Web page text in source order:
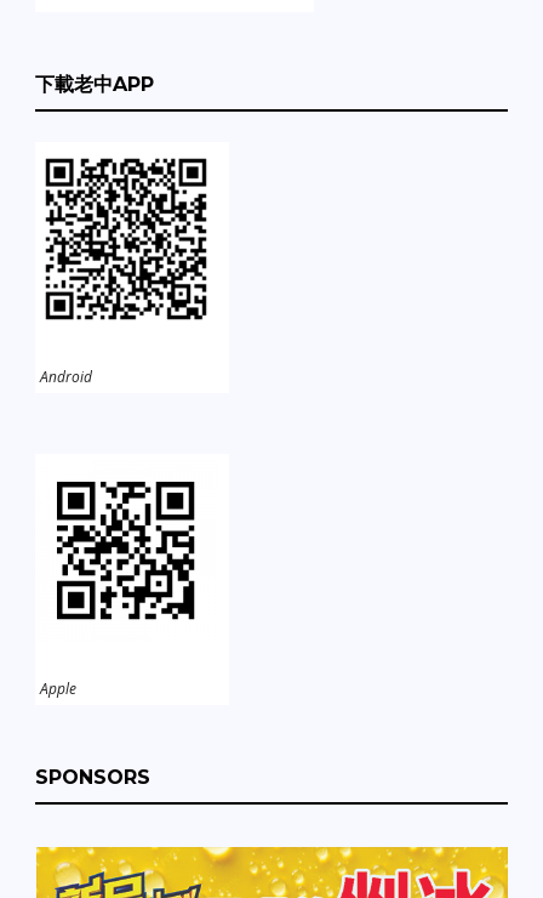
下載老中APP
Android
Apple
SPONSORS